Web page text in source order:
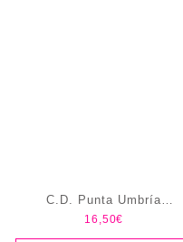
C.D. Punta Umbría
Chubasquero / Cortavientos
16,50€